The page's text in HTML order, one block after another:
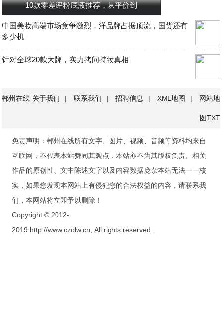
10款零差评粉底液推荐，从平价到
中国美妆高端市场竞争激烈，洋品牌占据顶流，国货还有
多少机
针对全球20款大牌，实力拷问持妆真相
郴州在线 关于我们 | 联系我们 | 招聘信息 | XML地图 | 网站地
图TXT
免责声明：郴州在线所有文字、图片、视频、音频等资料均来自
互联网，不代表本站赞同其观点，本站亦不为其版权负责。相关
作品的原创性、文中陈述文字以及内容数据庞杂本站无法一一核
实，如果您发现本网站上有侵犯您的合法权益的内容，请联系我
们，本网站将立即予以删除！
Copyright © 2012-
2019 http://www.czolw.cn, All rights reserved.